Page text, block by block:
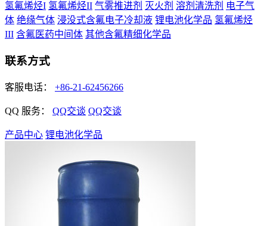
氢氟烯烃I 氢氟烯烃II 气雾推进剂 灭火剂 溶剂清洗剂 电子气
体 绝缘气体 浸没式含氟电子冷却液 锂电池化学品 氢氟烯烃
III 含氟医药中间体 其他含氟精细化学品
联系方式
客服电话： +86-21-62456266
QQ 服务： QQ交谈 QQ交谈
产品中心 锂电池化学品